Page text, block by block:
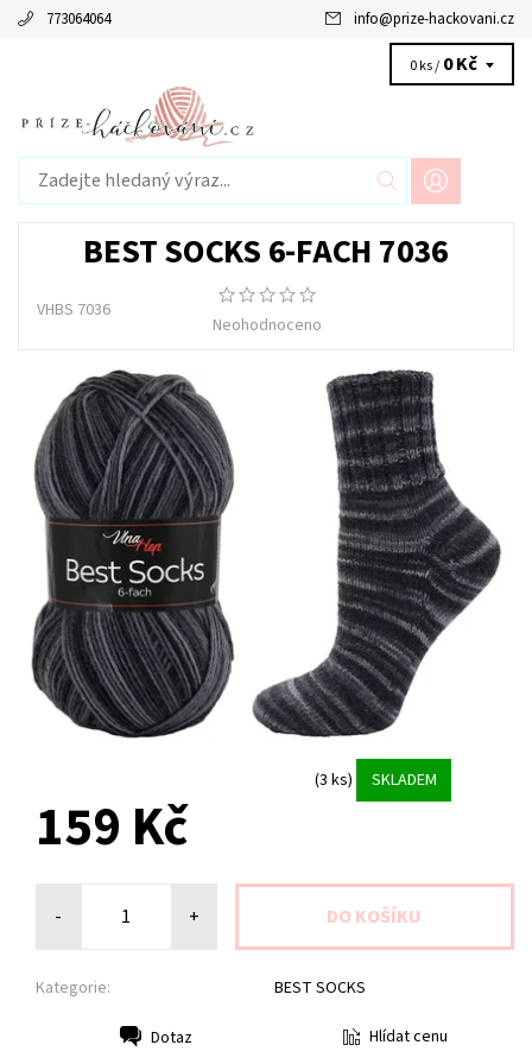
773064064 info@prize-hackovani.cz
0 ks / 0 Kč
BEST SOCKS 6-FACH 7036
VHBS 7036
Neohodnoceno
(3 ks) SKLADEM
159 Kč
- +
Kategorie: BEST SOCKS
Dotaz Hlídat cenu